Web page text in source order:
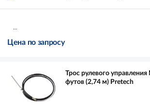
...
Цена по запросу
Трос рулевого
футов (2,74 м) Pretech